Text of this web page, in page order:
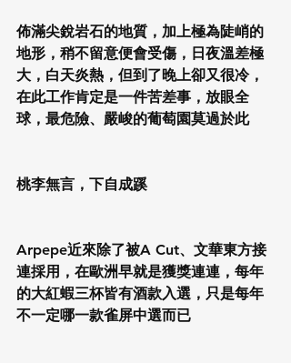
佈滿尖銳岩石的地質，加上極為陡峭的
地形，稍不留意便會受傷，日夜溫差極
大，白天炎熱，但到了晚上卻又很冷，
在此工作肯定是一件苦差事，放眼全
球，最危險、嚴峻的葡萄園莫過於此
桃李無言，下自成蹊
Arpepe近來除了被A Cut、文華東方接
連採用，在歐洲早就是獲獎連連，每年
的大紅蝦三杯皆有酒款入選，只是每年
不一定哪一款雀屏中選而已